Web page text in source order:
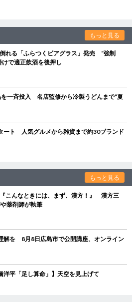
もっと見る
れる「ふらつくビアグラス」発売 “強制
で適正飲酒を後押し
一斉投入 名店監修から冷製うどんまで“夏
ート 人気グルメから雑貨まで約30ブランド
もっと見る
こんなときには、まず、漢方！』 漢方三
薬剤師が執筆
解を 8月8日広島市で公開講座、オンライン
洋平「足し算命」】天空を見上げて